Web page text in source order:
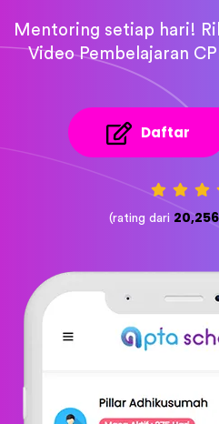
Mentoring setiap hari!
Video Pembelajaran
Daftar
(rating dari